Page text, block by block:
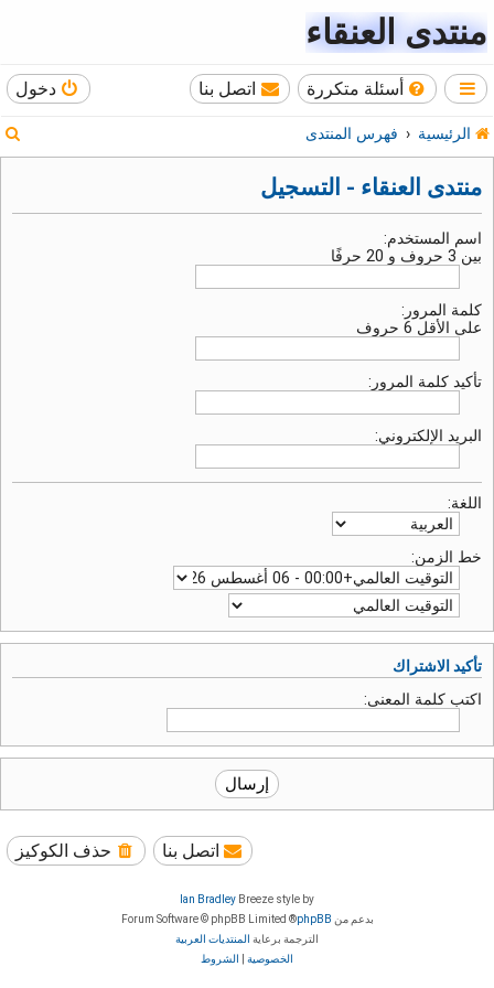
منتدى العنقاء
أسئلة متكررة اتصل بنا دخول
الرئيسية فهرس المنتدى
منتدى العنقاء - التسجيل
اسم المستخدم:
بين 3 حروف و 20 حرفًا
كلمة المرور:
على الأقل 6 حروف
تأكيد كلمة المرور:
البريد الإلكتروني:
اللغة:
خط الزمن:
تأكيد الاشتراك
اكتب كلمة المعنى:
حذف الكوكيز اتصل بنا
Breeze style by
Ian Bradley
بدعم من phpBB
® Forum Software © phpBB Limited
الترجمة برعاية المنتديات العربية
الخصوصية
الشروط